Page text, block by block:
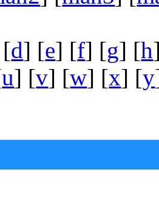
d] [e] [f] [g] [h
u] [v] [w] [x] [y